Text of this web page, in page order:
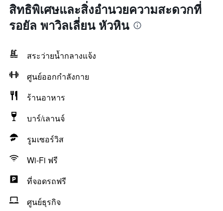
สิทธิพิเศษและสิ่งอำนวยความสะดวกที่
รอยัล พาวิลเลี่ยน หัวหิน
สระว่ายน้ำกลางแจ้ง
ศูนย์ออกกำลังกาย
ร้านอาหาร
บาร์/เลานจ์
รูมเซอร์วิส
Wi-Fi ฟรี
ที่จอดรถฟรี
ศูนย์ธุรกิจ